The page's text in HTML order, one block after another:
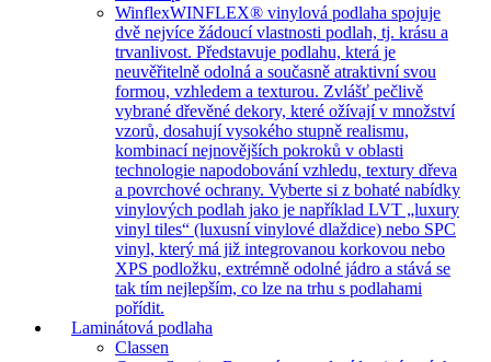
WinflexWINFLEX® vinylová podlaha spojuje
dvě nejvíce žádoucí vlastnosti podlah, tj. krásu a
trvanlivost. Představuje podlahu, která je
neuvěřitelně odolná a současně atraktivní svou
formou, vzhledem a texturou. Zvlášť pečlivě
vybrané dřevěné dekory, které ožívají v množství
vzorů, dosahují vysokého stupně realismu,
kombinací nejnovějších pokroků v oblasti
technologie napodobování vzhledu, textury dřeva
a povrchové ochrany. Vyberte si z bohaté nabídky
vinylových podlah jako je například LVT „luxury
vinyl tiles“ (luxusní vinylové dlaždice) nebo SPC
vinyl, který má již integrovanou korkovou nebo
XPS podložku, extrémně odolné jádro a stává se
tak tím nejlepším, co lze na trhu s podlahami
pořídit.
Laminátová podlaha
Classen